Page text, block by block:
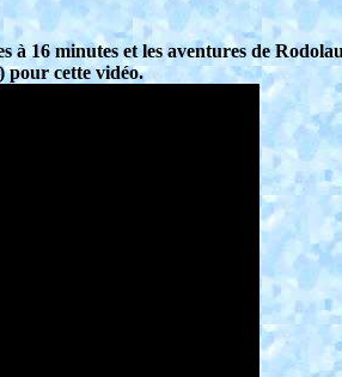
à 16 minutes et les aventures de
pour cette vidéo.